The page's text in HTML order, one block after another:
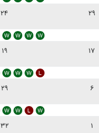
۲۴ ۲۹
۱۹ ۱۷
۲۹ ۶
۳۲ ۱